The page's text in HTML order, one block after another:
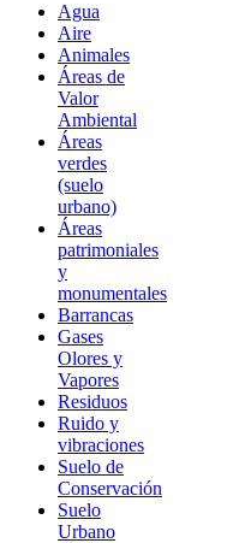
Agua
Aire
Animales
Áreas de
Valor
Ambiental
Áreas
verdes
(suelo
urbano)
Áreas
patrimoniales
y
monumentales
Barrancas
Gases
Olores y
Vapores
Residuos
Ruido y
vibraciones
Suelo de
Conservación
Suelo
Urbano